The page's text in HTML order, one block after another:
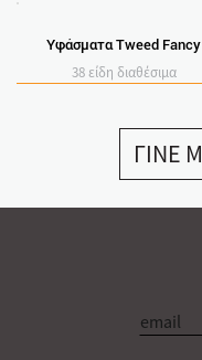
Υφάσματα Tweed Fancy
38 είδη διαθέσιμα
ΓΙΝΕ